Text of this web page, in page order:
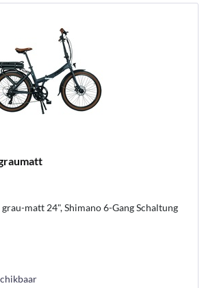
matt 24", Shimano 6-Gang Schaltung